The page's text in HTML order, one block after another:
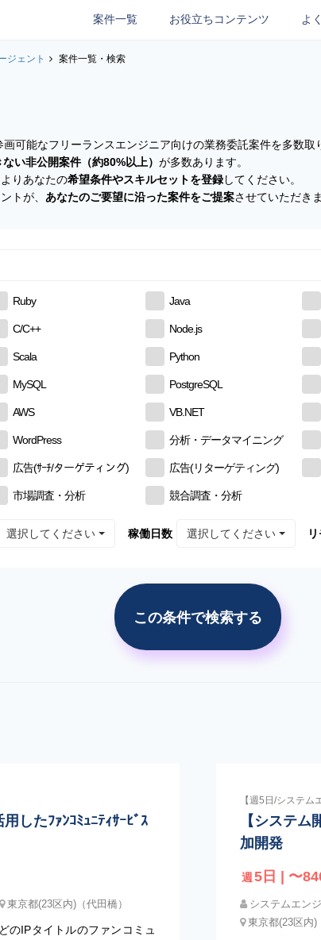
案件一覧 お役立ちコンテンツ よ
ジェント 案件一覧・検索
可能なフリーランスエンジニア向けの業務委託案件を多数取
い非公開案件（約80%以上） が多数あります。
りあなたの希望条件やスキルセットを登録してください。
トが、 あなたのご要望に沿った案件をご提案させていただきま
Ruby Java
C/C++ Node.js
Scala Python
MySQL PostgreSQL
AWS VB.NET
WordPress 分析・データマイニング
広告(ｻｰﾁ/ターゲティング) 広告(リターゲティング)
市場調査・分析 競合調査・分析
選択してください 稼働日数 選択してください
この条件で検索する
用したﾌｧﾝｺﾐｭﾆﾃｨｻｰﾋﾞｽ
東京都(23区内)（代田橋）
のIPタイトルのファンコミュ
【週5日/システム
【システ
加開発
週 5日 | 〜
システムエン
東京都(23区内)